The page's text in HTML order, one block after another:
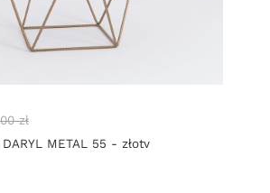
zł
METAL 55 - złoty